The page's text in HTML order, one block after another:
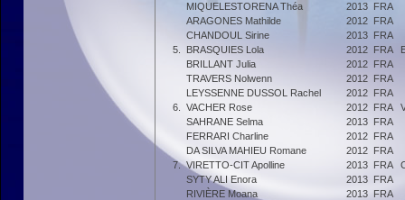
MIQUELESTORENA Théa
2013 FRA
ARAGONES Mathilde
2012 FRA
CHANDOUL Sirine
2013 FRA
5.
BRASQUIES Lola 2012 FRA
BRILLANT Julia
2012 FRA
TRAVERS Nolwenn
2012 FRA
LEYSSENNE DUSSOL Rachel
2012 FRA
6.
VACHER Rose 2012 FRA
SAHRANE Selma
2013 FRA
FERRARI Charline
2012 FRA
DA SILVA MAHIEU Romane
2012 FRA
7. VIRETTO-CIT Apolline 2013 FRA
SYTY ALI Enora
2013 FRA
RIVIÈRE Moana
2013 FRA